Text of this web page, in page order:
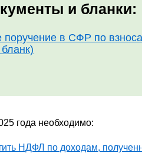
и бланки:
в СФР по
года необходимо:
НДФЛ по доходам,